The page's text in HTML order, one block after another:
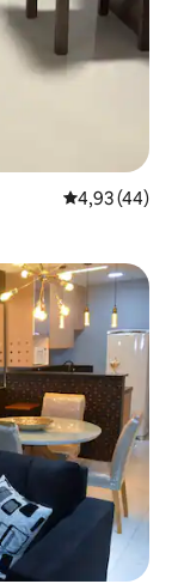
Évaluation
4,93 (44)